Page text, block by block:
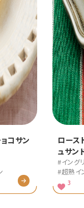
ーズフォンデ
マフィン